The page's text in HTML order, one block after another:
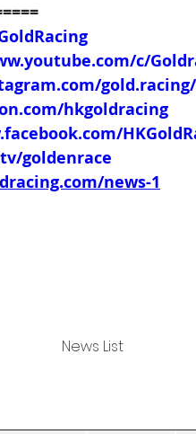
c/
gold.racing/
hkgoldracing
goldenrace
news-1
News List